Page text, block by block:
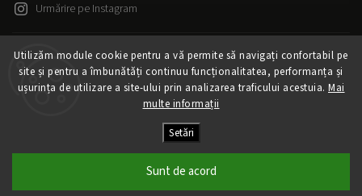
Utilizăm module cookie pentru a vă permite să navigați confortabil pe
site și pentru a îmbunătăți continuu funcționalitatea, performanța și
ușurința de utilizare a site-ului prin analizarea traficului acestuia. Mai
multe informații
Setări
Sunt de acord
Urmărire pe Instagram
Creat de Shoptet
Drepturi de autor 2026Released. Toate drepturile rezervate.
Editați setările cookie-urilor
VytvořilShoptet | DesignShoptak.cz